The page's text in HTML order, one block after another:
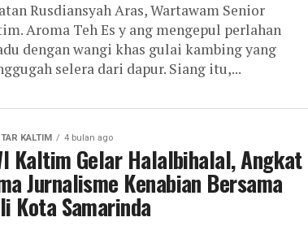
Rusdiansyah Aras, Wartawam Senior
Aroma Teh Es y ang mengepul perlahan
dengan wangi khas gulai kambing yang
selera dari dapur. Siang itu,...
KALTIM 4 bulan ago
Kaltim Gelar Halalbihalal, Angkat
Jurnalisme Kenabian Bersama
Kota Samarinda